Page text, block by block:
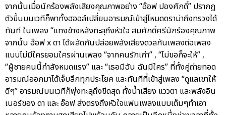
จากนั้นเมื่อนักร้องพลังเสียงคุณภาพอย่าง “อ๊อฟ ปองศักดิ์” ปรากฏ
ตัวขึ้นบนเวทีก็พาทั้งฮออล์เปลี่ยนอารมณ์เข้าสู่โหมดดราม่าถึงทรวงได้
ทันที ในเพลง “แทงข้างหลังทะลุถึงหัวใจ สมศักดิ์ศรีนักร้องคุณภาพ
จากนั้น อ๊อฟ x ดา ได้ผลัดกันปล่อยพลังเสียงดวลกันเพลงต่อเพลง
แบบไม่มีใครยอมใครผ่านเพลง “จากคนรักเก่า” , “ไม่ขอก็จะให้” ,
“ผู้ชายคนนี้กำลังหมดแรง” และ “เธอมีฉัน ฉันมีใคร” ที่ทั้งคู่ถ่ายทอด
อารมณ์ออกมาได้เจ็บลึกทุกประโยค และทันทีที่เข้าสู่เพลง “ดูแลเขาให้
ดีๆ” อารมณ์บนเวทีก็พุ่งทะลุถึงขีดสุด ทั้งน้ำเสียง แววตา และพลังอิน
เนอร์ของ ดา และ อ๊อฟ ส่งตรงถึงหัวใจแฟนเพลงแบบเต็มๆทำเอา